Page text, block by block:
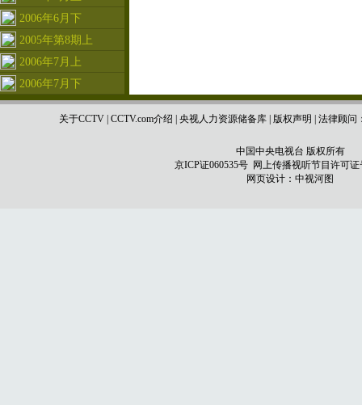
2006年6月下
2005年第8期上
2006年7月上
2006年7月下
关于CCTV| CCTV.com介绍 央视人力资源储备库| 版权声明 法律顾问
中国中央电视台 版权所有
京ICP证060535号 网上传播视听节目许可证
网页设计： 中视河图